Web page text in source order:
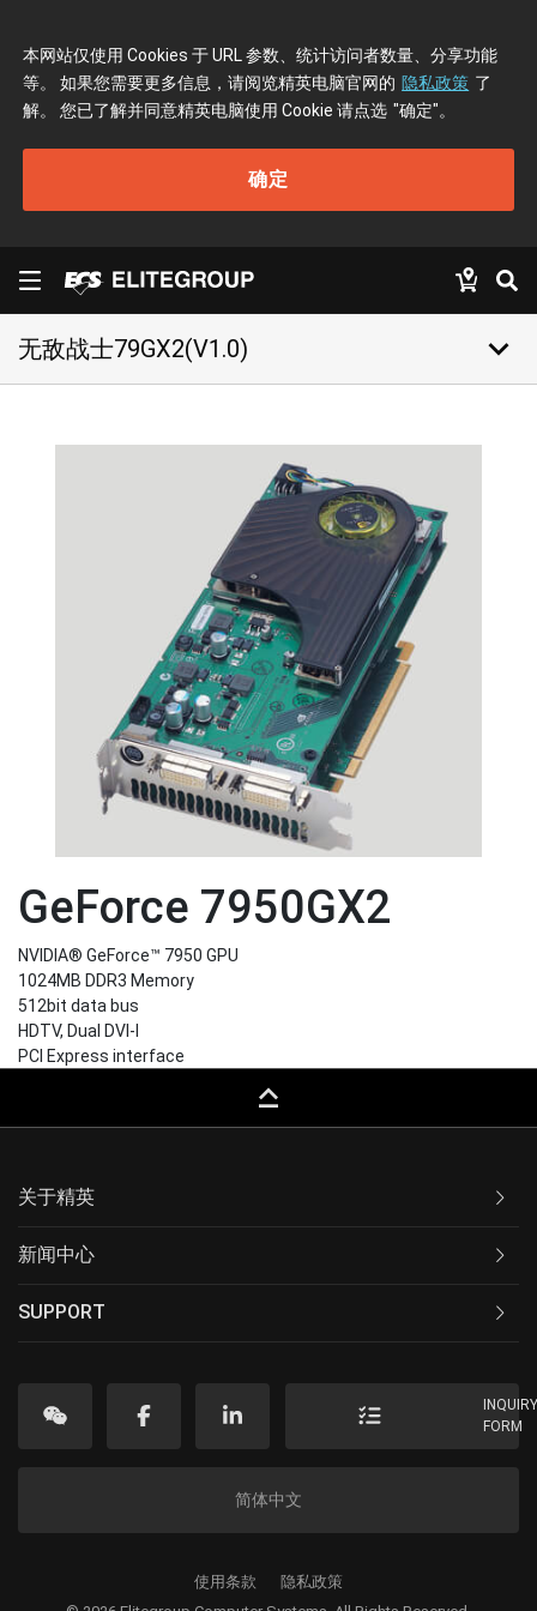
本网站仅使用 Cookies 于 URL 参数、统计访问者数量、分享功能
等。 如果您需要更多信息，请阅览精英电脑官网的 隐私政策 了
解。 您已了解并同意精英电脑使用 Cookie 请点选 "确定"。
确定
无敌战士79GX2(V1.0) keyboard_arrow_down
GeForce 7950GX2
NVIDIA® GeForce™ 7950 GPU
1024MB DDR3 Memory
512bit data bus
HDTV, Dual DVI-I
PCI Express interface
keyboard_capslock
关于精英
新闻中心
SUPPORT
FORM
简体中文
使用条款 隐私政策